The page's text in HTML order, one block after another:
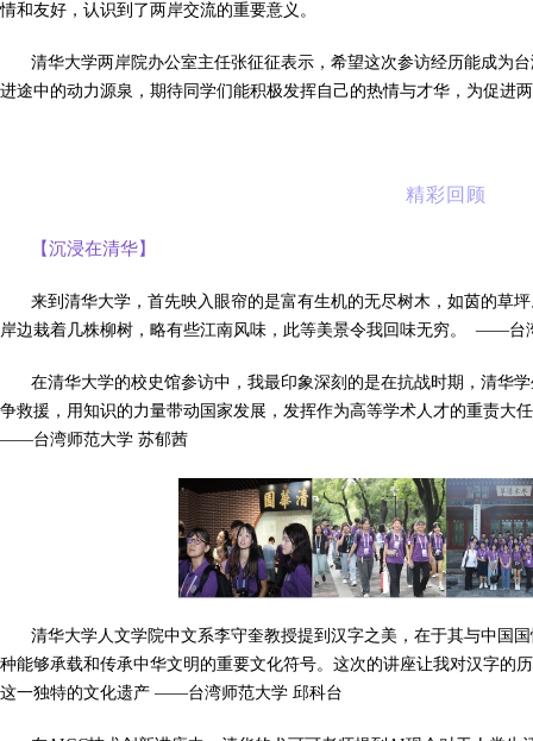
情和友好，认识到了两岸交流的重要意义。
清华大学两岸院办公室主任张征征表示，希望这次参访经历能成为
进途中的动力源泉，期待同学们能积极发挥自己的热情与才华，为促进
精彩回顾
【沉浸在清华】
来到清华大学，首先映入眼帘的是富有生机的无尽树木，如茵的草
岸边栽着几株柳树，略有些江南风味，此等美景令我回味无穷。 ——台
在清华大学的校史馆参访中，我最印象深刻的是在抗战时期，清华
争救援，用知识的力量带动国家发展，发挥作为高等学术人才的重责大
——台湾师范大学 苏郁茜
清华大学人文学院中文系李守奎教授提到汉字之美，在于其与中国
种能够承载和传承中华文明的重要文化符号。这次的讲座让我对汉字的
这一独特的文化遗产 ——台湾师范大学 邱科台